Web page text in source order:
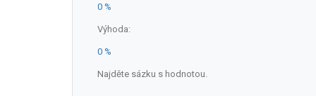
0 %
Výhoda:
0 %
Najděte sázku s hodnotou.